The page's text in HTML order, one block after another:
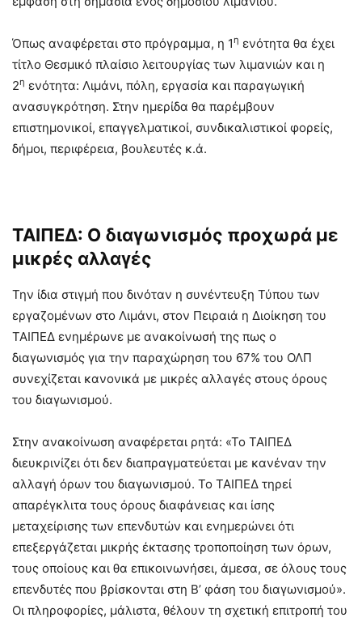
Όπως αναφέρεται στο πρόγραμμα, η 1η ενότητα θα έχει
τίτλο Θεσμικό πλαίσιο λειτουργίας των λιμανιών και η
2η ενότητα: Λιμάνι, πόλη, εργασία και παραγωγική
ανασυγκρότηση. Στην ημερίδα θα παρέμβουν
επιστημονικοί, επαγγελματικοί, συνδικαλιστικοί φορείς,
δήμοι, περιφέρεια, βουλευτές κ.ά.
ΤΑΙΠΕΔ: Ο διαγωνισμός προχωρά με
μικρές αλλαγές
Την ίδια στιγμή που δινόταν η συνέντευξη Τύπου των
εργαζομένων στο Λιμάνι, στον Πειραιά η Διοίκηση του
ΤΑΙΠΕΔ ενημέρωνε με ανακοίνωσή της πως ο
διαγωνισμός για την παραχώρηση του 67% του ΟΛΠ
συνεχίζεται κανονικά με μικρές αλλαγές στους όρους
του διαγωνισμού.
Στην ανακοίνωση αναφέρεται ρητά: «Το ΤΑΙΠΕΔ
διευκρινίζει ότι δεν διαπραγματεύεται με κανέναν την
αλλαγή όρων του διαγωνισμού. Το ΤΑΙΠΕΔ τηρεί
απαρέγκλιτα τους όρους διαφάνειας και ίσης
μεταχείρισης των επενδυτών και ενημερώνει ότι
επεξεργάζεται μικρής έκτασης τροποποίηση των όρων,
τους οποίους και θα επικοινωνήσει, άμεσα, σε όλους τους
επενδυτές που βρίσκονται στη Β’ φάση του διαγωνισμού».
Οι πληροφορίες, μάλιστα, θέλουν τη σχετική επιτροπή του